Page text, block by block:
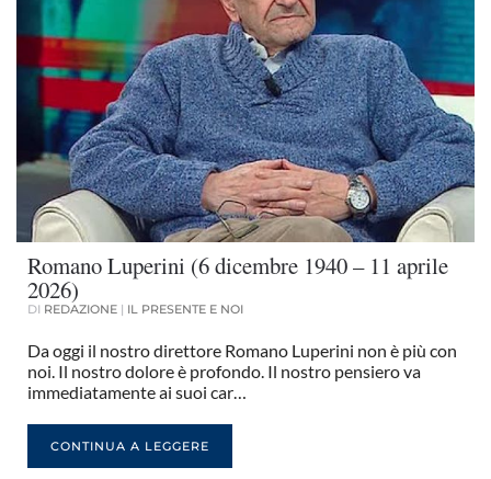
Romano Luperini (6 dicembre 1940 – 11 aprile
2026)
DI REDAZIONE | IL PRESENTE E NOI
Da oggi il nostro direttore Romano Luperini non è più con
noi. Il nostro dolore è profondo. Il nostro pensiero va
immediatamente ai suoi car…
CONTINUA A LEGGERE